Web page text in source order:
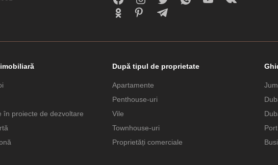
în proiecte de dezvoltare
După tipul de proprietate
Apartamente
Penthouse-uri
Vile
Townhouse-uri
Proprietăți comerciale